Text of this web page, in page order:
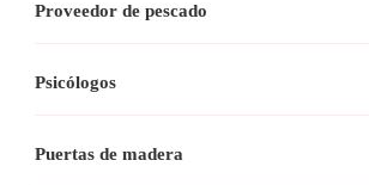
Proveedor de pescado
Psicólogos
Puertas de madera